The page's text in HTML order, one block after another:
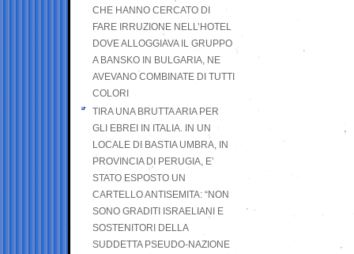
CHE HANNO CERCATO DI
FARE IRRUZIONE NELL’HOTEL
DOVE ALLOGGIAVA IL GRUPPO
A BANSKO IN BULGARIA, NE
AVEVANO COMBINATE DI TUTTI
COLORI
TIRA UNA BRUTTA ARIA PER
GLI EBREI IN ITALIA. IN UN
LOCALE DI BASTIA UMBRA, IN
PROVINCIA DI PERUGIA, E’
STATO ESPOSTO UN
CARTELLO ANTISEMITA: “NON
SONO GRADITI ISRAELIANI E
SOSTENITORI DELLA
SUDDETTA PSEUDO-NAZIONE